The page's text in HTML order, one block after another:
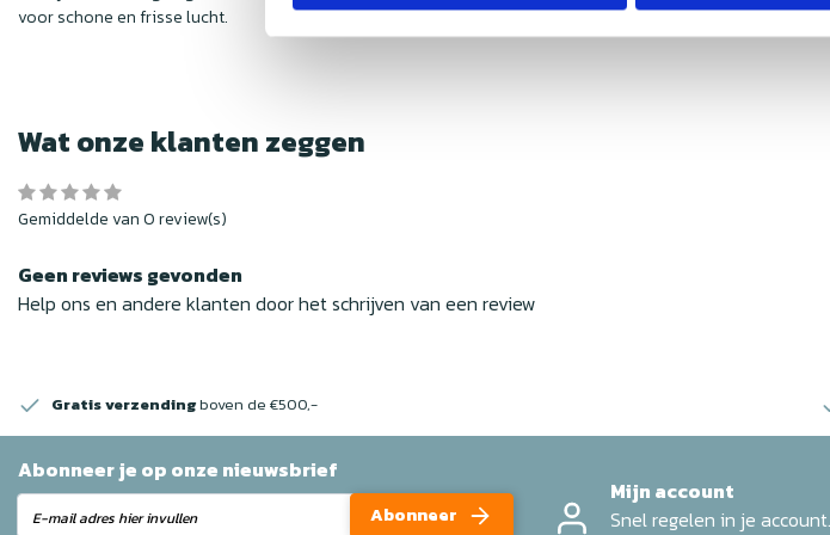
voor schone en frisse lucht.
Wat onze klanten zeggen
Gemiddelde van 0 review(s)
Geen reviews gevonden
Help ons en andere klanten door het schrijven van een review
Gratis verzendingboven de €500,-
Abonneer je op onze nieuwsbrief
Abonneer
Mijn account
Snel regelen in je